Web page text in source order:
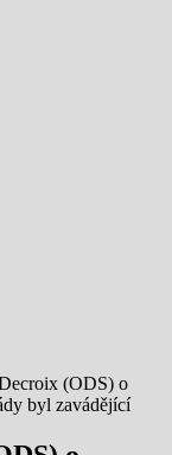
(ODS) o
byl zavádějící